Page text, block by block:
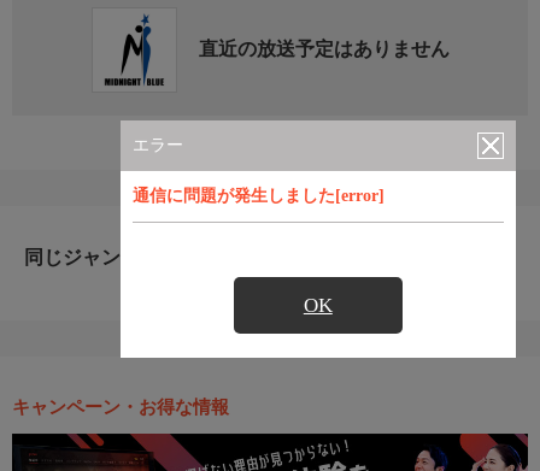
エラー
通信に問題が発生しました[error]
OK
直近の放送予定はありません
同じジャンルのおすすめ番組
キャンペーン・お得な情報